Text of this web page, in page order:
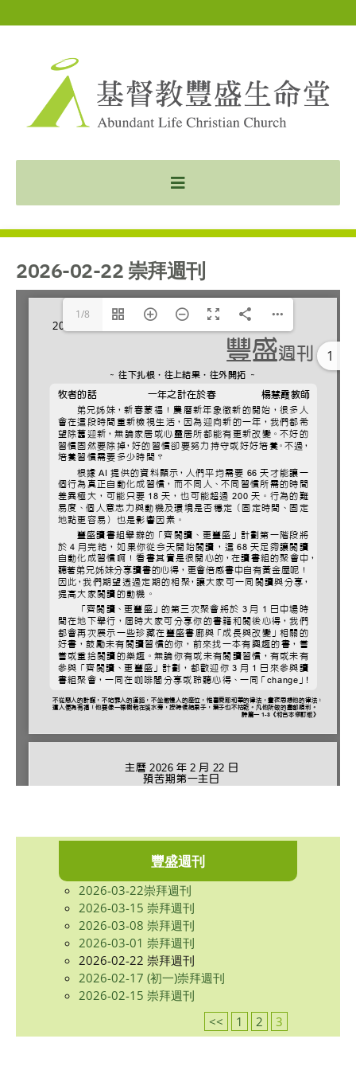
2026-02-22 崇拜週刊
1/8
1
豐盛週刊
2026-03-22崇拜週刊
2026-03-15 崇拜週刊
2026-03-08 崇拜週刊
2026-03-01 崇拜週刊
2026-02-22 崇拜週刊
2026-02-17 (初一)崇拜週刊
2026-02-15 崇拜週刊
<<
1 2 3